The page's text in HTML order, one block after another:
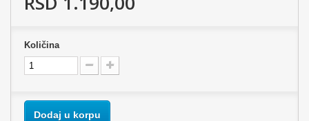
Količina
Dodaj u korpu